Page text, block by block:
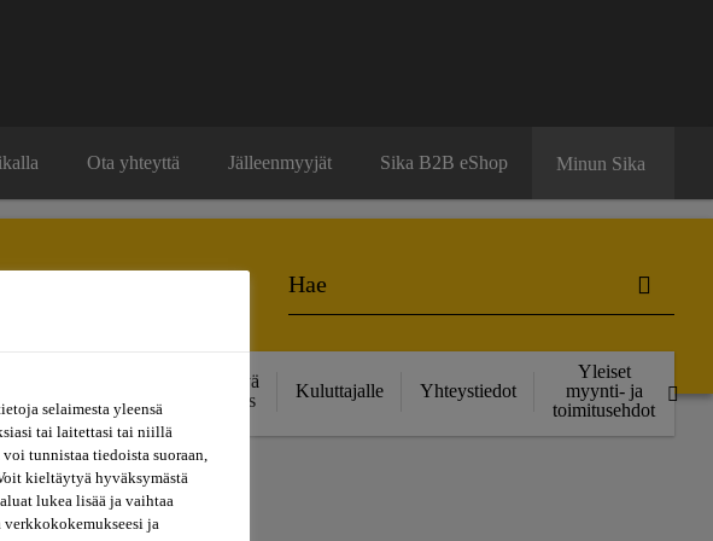
Ota yhteyttä Jälleenmyyjät Sika B2B eShop Minun Sika
meistä
Kestävä
kehitys
Kuluttajalle Yhteystiedot
Yleiset
myynti- ja
toimitusehdot
selaimesta yleensä
tai laitettasi tai niillä
tunnistaa tiedoista suoraan,
kieltäytyä hyväksymästä
lukea lisää ja vaihtaa
ja